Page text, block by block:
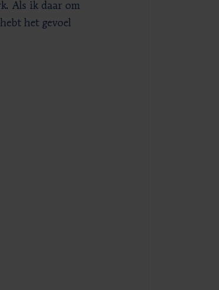
Als ik daar om
het gevoel